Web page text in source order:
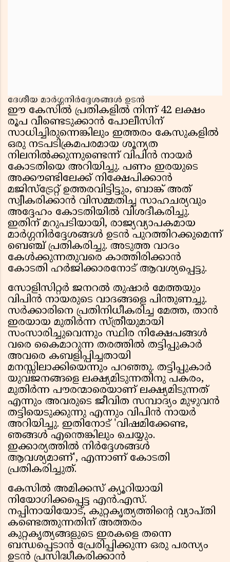
ദേശീയ മാർഗ്ഗനിർദ്ദേശങ്ങൾ ഉടൻ
ഈ കേസിൽ പ്രതികളിൽ നിന്ന് 42 ലക്ഷം
രൂപ വീണ്ടെടുക്കാൻ പോലീസിന്
സാധിച്ചിരുന്നെങ്കിലും ഇത്തരം കേസുകളിൽ
ഒരു നടപടിക്രമപരമായ ശൂന്യത
നിലനിൽക്കുന്നുണ്ടെന്ന് വിപിൻ നായർ
കോടതിയെ അറിയിച്ചു. പണം ഇരയുടെ
അക്കൗണ്ടിലേക്ക് നിക്ഷേപിക്കാൻ
മജിസ്‌ട്രേറ്റ് ഉത്തരവിട്ടിട്ടും, ബാങ്ക് അത്
സ്വീകരിക്കാൻ വിസമ്മതിച്ച സാഹചര്യവും
അദ്ദേഹം കോടതിയിൽ വിശദീകരിച്ചു.
ഇതിന് മറുപടിയായി, രാജ്യവ്യാപകമായ
മാർഗ്ഗനിർദ്ദേശങ്ങൾ ഉടൻ പുറത്തിറക്കുമെന്ന്
ബെഞ്ച് പ്രതികരിച്ചു. അടുത്ത വാദം
കേൾക്കുന്നതുവരെ കാത്തിരിക്കാൻ
കോടതി ഹർജിക്കാരനോട് ആവശ്യപ്പെട്ടു.
സോളിസിറ്റർ ജനറൽ തുഷാർ മേത്തയും
വിപിൻ നായരുടെ വാദങ്ങളെ പിന്തുണച്ചു.
സർക്കാരിനെ പ്രതിനിധീകരിച്ച മേത്ത, താൻ
ഇരയായ മുതിർന്ന സ്ത്രീയുമായി
സംസാരിച്ചുവെന്നും സ്ഥിര നിക്ഷേപങ്ങൾ
വരെ കൈമാറുന്ന തരത്തിൽ തട്ടിപ്പുകാർ
അവരെ കബളിപ്പിച്ചതായി
മനസ്സിലാക്കിയെന്നും പറഞ്ഞു. തട്ടിപ്പുകാർ
യുവജനങ്ങളെ ലക്ഷ്യമിടുന്നതിനു പകരം,
മുതിർന്ന പൗരന്മാരെയാണ് ലക്ഷ്യമിടുന്നത്
എന്നും അവരുടെ ജീവിത സമ്പാദ്യം മുഴുവൻ
തട്ടിയെടുക്കുന്നു എന്നും വിപിൻ നായർ
അറിയിച്ചു. ഇതിനോട് 'വിഷമിക്കേണ്ട,
ഞങ്ങൾ എന്തെങ്കിലും ചെയ്യും.
ഇക്കാര്യത്തിൽ നിർദ്ദേശങ്ങൾ
ആവശ്യമാണ്', എന്നാണ് കോടതി
പ്രതികരിച്ചുത്.
കേസിൽ അമിക്കസ് ക്യൂറിയായി
നിയോഗിക്കപ്പെട്ട എൻ.എസ്.
നപ്പിനായിയോട്, കുറ്റകൃത്യത്തിന്റെ വ്യാപ്തി
കണ്ടെത്തുന്നതിന് അത്തരം
കുറ്റകൃത്യങ്ങളുടെ ഇരകളെ തന്നെ
ബന്ധപ്പെടാൻ പ്രേരിപ്പിക്കുന്ന ഒരു പരസ്യം
ഉടൻ പ്രസിദ്ധീകരിക്കാൻ